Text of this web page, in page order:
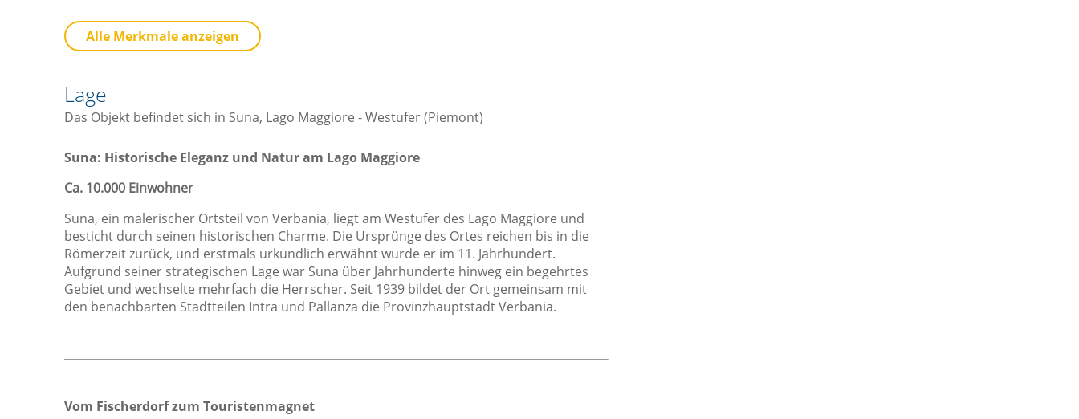
Küche
Besteck / Utensilien
Herd
Kaffee- / Teekocher
Küche
Kühlschrank
Ofen
Lage
Innenstadtlage
Stadtlage
Sonstiges
Garten
Skifahren
Balkon
Alle Merkmale anzeigen
Lage
Das Objekt befindet sich in Suna, Lago Maggiore - Westufer (Piemont)
Suna: Historische Eleganz und Natur am Lago Maggiore
Ca. 10.000 Einwohner
Suna, ein malerischer Ortsteil von Verbania, liegt am Westufer des Lago Maggiore und
besticht durch seinen historischen Charme. Die Ursprünge des Ortes reichen bis in die
Römerzeit zurück, und erstmals urkundlich erwähnt wurde er im 11. Jahrhundert.
Aufgrund seiner strategischen Lage war Suna über Jahrhunderte hinweg ein begehrtes
Gebiet und wechselte mehrfach die Herrscher. Seit 1939 bildet der Ort gemeinsam mit
den benachbarten Stadtteilen Intra und Pallanza die Provinzhauptstadt Verbania.
Vom Fischerdorf zum Touristenmagnet